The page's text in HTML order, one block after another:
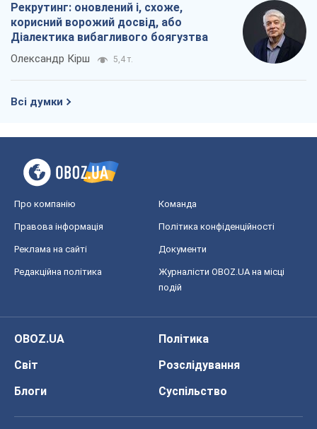
Рекрутинг: оновлений і, схоже,
корисний ворожий досвід, або
Діалектика вибагливого боягузтва
Олександр Кірш 5,4 т.
Всі думки
Про компанію Команда
Правова інформація Політика конфіденційності
Реклама на сайті Документи
Редакційна політика
Журналісти OBOZ.UA на місці
подій
OBOZ.UA
Політика
Світ
Розслідування
Блоги
Суспільство